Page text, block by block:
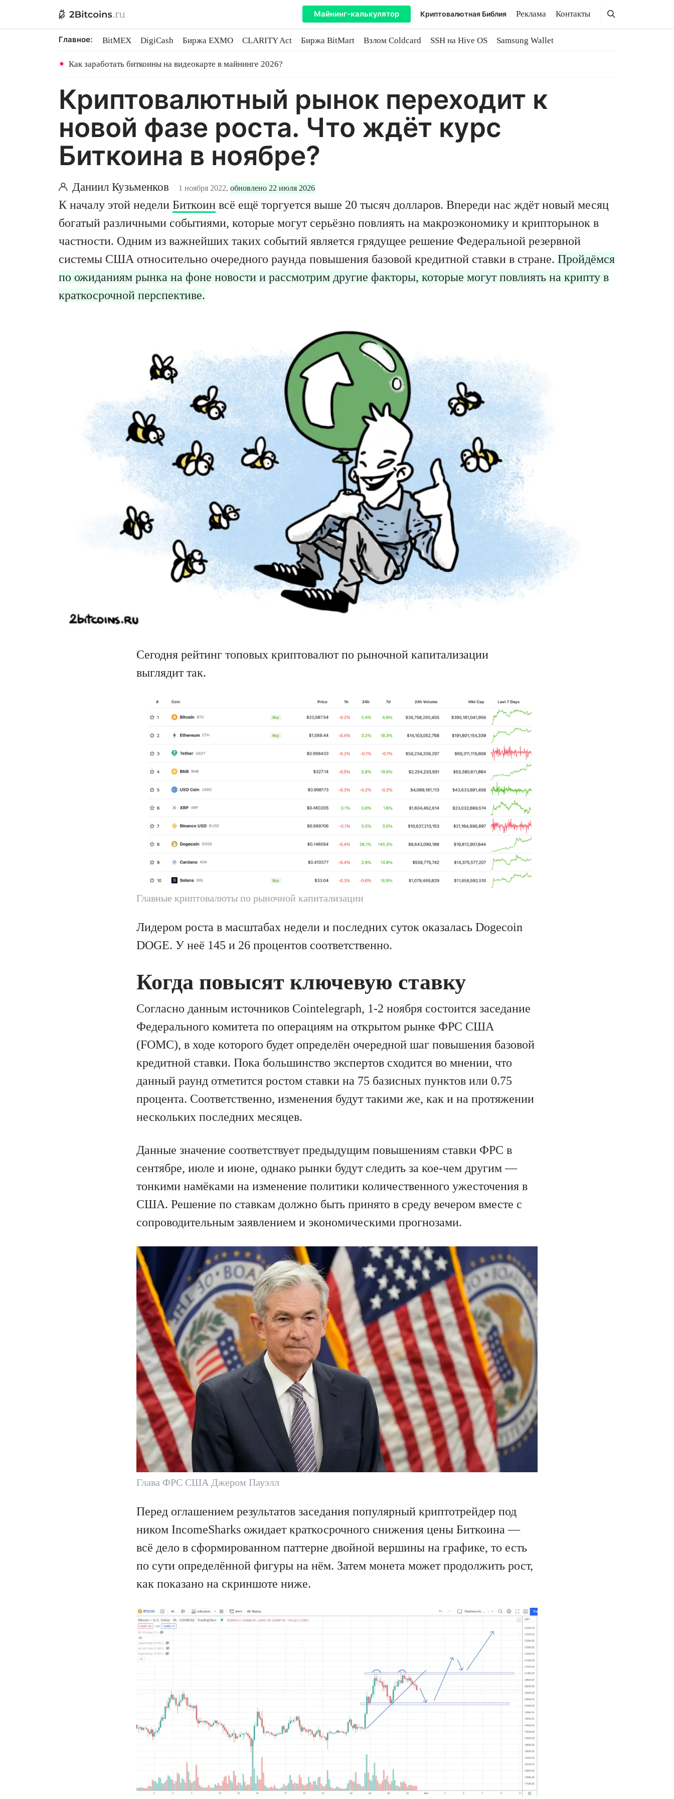
Майнинг-калькулятор Криптовалютная Библия Реклама Контакты Поиск
Поиск
Главное: BitMEX DigiCash Биржа EXMO CLARITY Act Биржа BitMart Взлом Coldcard SSH на Hive OS
Samsung Wallet
Как заработать биткоины на видеокарте в майнинге 2026?
Криптовалютный рынок переходит к
новой фазе роста. Что ждёт курс
Биткоина в ноябре?
Даниил Кузьменков 1 ноября 2022, обновлено 22 июля 2026
К началу этой недели Биткоин всё ещё торгуется выше 20 тысяч долларов. Впереди нас ждёт новый месяц
богатый различными событиями, которые могут серьёзно повлиять на макроэкономику и крипторынок в
частности. Одним из важнейших таких событий является грядущее решение Федеральной резервной
системы США относительно очередного раунда повышения базовой кредитной ставки в стране. Пройдёмся
по ожиданиям рынка на фоне новости и рассмотрим другие факторы, которые могут повлиять на крипту в
краткосрочной перспективе.
Сегодня рейтинг топовых криптовалют по рыночной капитализации
выглядит так.
Главные криптовалюты по рыночной капитализации
Лидером роста в масштабах недели и последних суток оказалась Dogecoin
DOGE. У неё 145 и 26 процентов соответственно.
Когда повысят ключевую ставку
Согласно данным источников Cointelegraph, 1-2 ноября состоится заседание
Федерального комитета по операциям на открытом рынке ФРС США
(FOMC), в ходе которого будет определён очередной шаг повышения базовой
кредитной ставки. Пока большинство экспертов сходится во мнении, что
данный раунд отметится ростом ставки на 75 базисных пунктов или 0.75
процента. Соответственно, изменения будут такими же, как и на протяжении
нескольких последних месяцев.
Данные значение соответствует предыдущим повышениям ставки ФРС в
сентябре, июле и июне, однако рынки будут следить за кое-чем другим —
тонкими намёками на изменение политики количественного ужесточения в
США. Решение по ставкам должно быть принято в среду вечером вместе с
сопроводительным заявлением и экономическими прогнозами.
Глава ФРС США Джером Пауэлл
Перед оглашением результатов заседания популярный криптотрейдер под
ником IncomeSharks ожидает краткосрочного снижения цены Биткоина —
всё дело в сформированном паттерне двойной вершины на графике, то есть
по сути определённой фигуры на нём. Затем монета может продолжить рост,
как показано на скриншоте ниже.